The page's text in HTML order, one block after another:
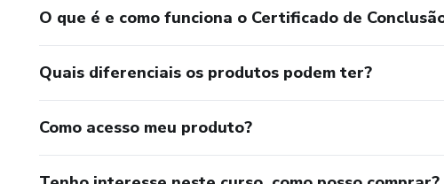
O que é e como funciona o Certificado de
Quais diferenciais os produtos podem ter?
Como acesso meu produto?